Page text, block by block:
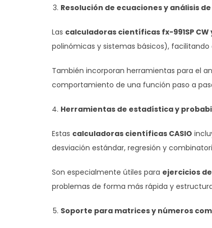
Resolución de ecuaciones y análisis
Las calculadoras científicas fx-991SP CW
polinómicas y sistemas básicos),
También incorporan herramientas para el
comportamiento de una función paso a
Herramientas de estadística y
Estas calculadoras científicas CASIO
desviación estándar, regresión y
Son especialmente útiles para ejercicios
problemas de forma más rápida y
Soporte para matrices y números